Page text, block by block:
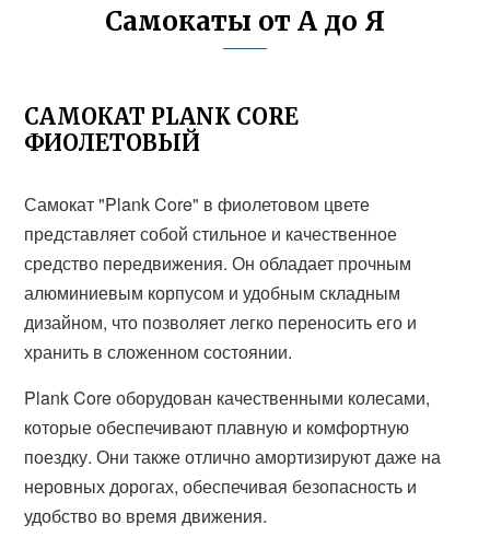
Самокаты от А до Я
САМОКАТ PLANK CORE
ФИОЛЕТОВЫЙ
Самокат "Plank Core" в фиолетовом цвете
представляет собой стильное и качественное
средство передвижения. Он обладает прочным
алюминиевым корпусом и удобным складным
дизайном, что позволяет легко переносить его и
хранить в сложенном состоянии.
Plank Core оборудован качественными колесами,
которые обеспечивают плавную и комфортную
поездку. Они также отлично амортизируют даже на
неровных дорогах, обеспечивая безопасность и
удобство во время движения.